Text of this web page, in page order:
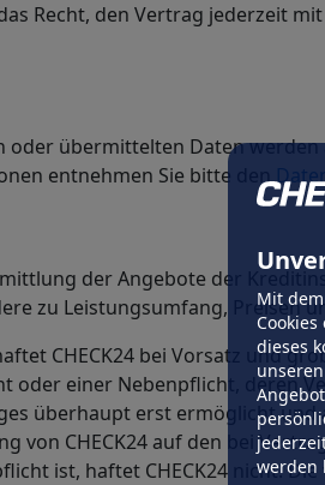
Mit
dieses
werden
Recht, den Vertrag jederzeit
oder übermittelten Daten
entnehmen Sie bitte den
der Angebote der
zu Leistungsumfang, Preisen
CHECK24 bei Vorsatz und
oder einer Nebenpflicht, deren
überhaupt erst ermöglicht
von CHECK24 auf den bei
ist, haftet CHECK24 nicht.